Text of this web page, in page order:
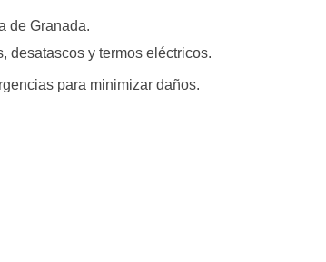
de Granada.
desatascos y termos eléctricos.
para minimizar daños.